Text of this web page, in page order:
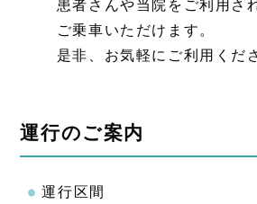
患者さんや当院をご利用さ
ご乗車いただけます。
是非、お気軽にご利用くだ
運行のご案内
運行区間